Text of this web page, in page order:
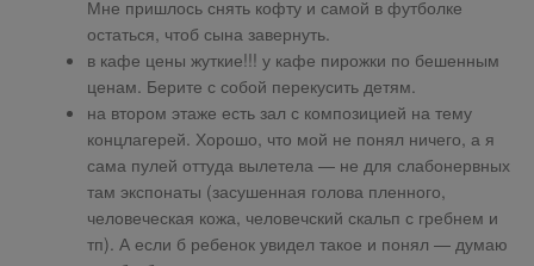
Мне пришлось снять кофту и самой в футболке
остаться, чтоб сына завернуть.
в кафе цены жуткие!!! у кафе пирожки по бешенным
ценам. Берите с собой перекусить детям.
на втором этаже есть зал с композицией на тему
концлагерей. Хорошо, что мой не понял ничего, а я
сама пулей оттуда вылетела — не для слабонервных
там экспонаты (засушенная голова пленного,
человеческая кожа, человечский скальп с гребнем и
тп). А если б ребенок увидел такое и понял — думаю